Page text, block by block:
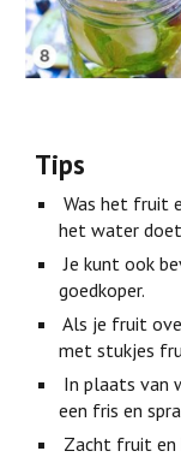
Tips
Was het fruit
het water
Je kunt ook
goedkoper.
Als je fruit
met stukjes
In plaats van
een fris en
Zacht fruit en